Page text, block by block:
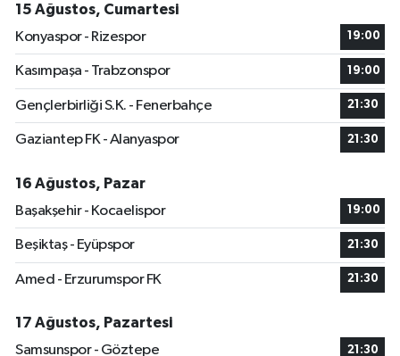
15 Ağustos, Cumartesi
Konyaspor - Rizespor
19:00
Kasımpaşa - Trabzonspor 19:00
Gençlerbirliği S.K. - Fenerbahçe 21:30
Gaziantep FK - Alanyaspor 21:30
16 Ağustos, Pazar
Başakşehir - Kocaelispor
19:00
Beşiktaş - Eyüpspor 21:30
Amed - Erzurumspor FK 21:30
17 Ağustos, Pazartesi
Samsunspor - Göztepe
21:30